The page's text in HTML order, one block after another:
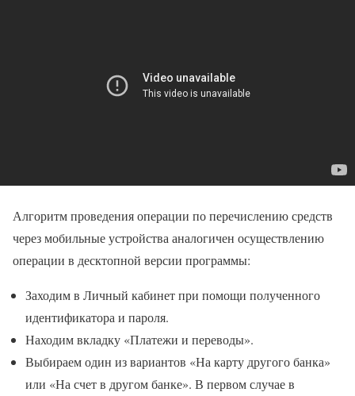
Алгоритм проведения операции по перечислению средств
через мобильные устройства аналогичен осуществлению
операции в десктопной версии программы:
Заходим в Личный кабинет при помощи полученного
идентификатора и пароля.
Находим вкладку «Платежи и переводы».
Выбираем один из вариантов «На карту другого банка»
или «На счет в другом банке». В первом случае в